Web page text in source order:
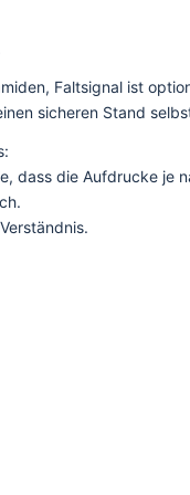
Faltsignal ist
sicheren Stand
dass die Aufdrucke je